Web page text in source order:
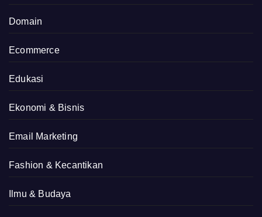
Domain
Ecommerce
Edukasi
Ekonomi & Bisnis
Email Marketing
Fashion & Kecantikan
Ilmu & Budaya